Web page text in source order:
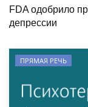
FDA одобрило
депрессии
ПРЯМАЯ РЕЧЬ